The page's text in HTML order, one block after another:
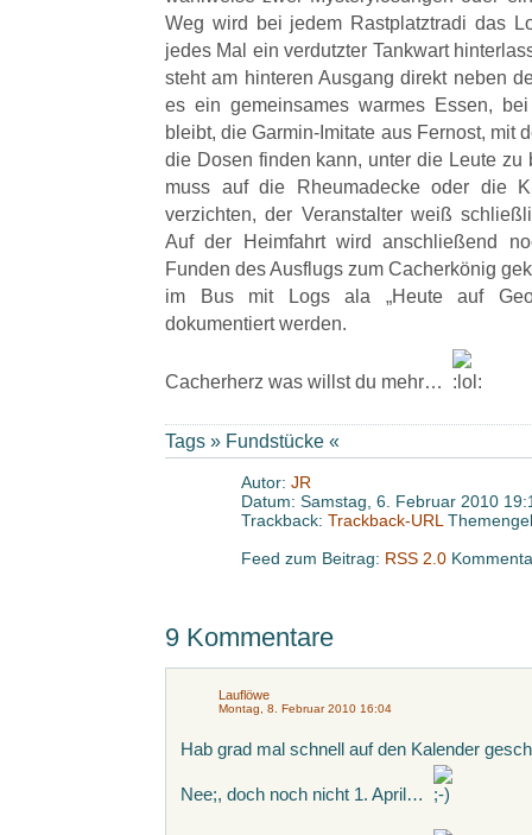
Weg wird bei jedem Rastplatztradi das
jedes Mal ein verdutzter Tankwart
steht am hinteren Ausgang direkt neben
es ein gemeinsames warmes Essen,
bleibt, die Garmin-Imitate aus Fernost, mit
die Dosen finden kann, unter die Leute zu
muss auf die Rheumadecke oder die
verzichten, der Veranstalter weiß
Auf der Heimfahrt wird anschließend
Funden des Ausflugs zum Cacherkönig
im Bus mit Logs ala „Heute auf
dokumentiert werden.
Cacherherz was willst du mehr…
Tags » Fundstücke «
Autor: JR
Datum: Samstag, 6. Februar 2010
Trackback: Trackback-URL
Feed zum Beitrag: RSS 2.0
9 Kommentare
Lauflöwe
Montag, 8. Februar 2010 16:04
Hab grad mal schnell auf den Kalender
Nee;, doch noch nicht 1. April…